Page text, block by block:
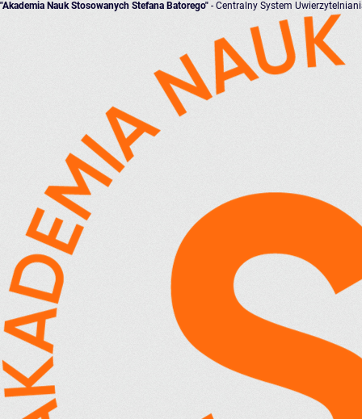
"Akademia Nauk Stosowanych Stefana Batorego" - Centralny System